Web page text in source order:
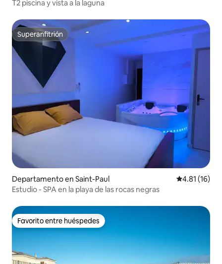
T2 piscina y vista a la laguna
Superanfitrión
Superanfitrión
Departamento en Saint-Paul Calificación
4.81 (16)
Estudio - SPA en la playa de las rocas negras
Favorito entre huéspedes
Favorito entre huéspedes